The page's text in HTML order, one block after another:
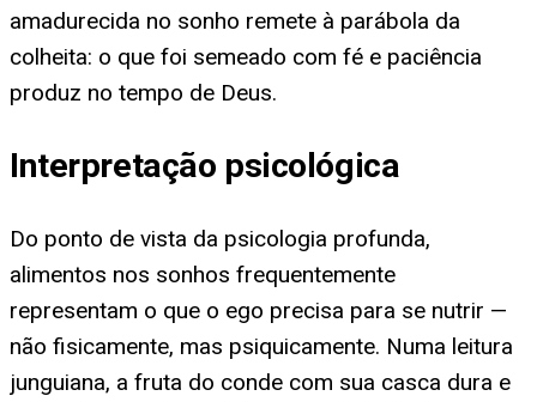
amadurecida no sonho remete à parábola da
colheita: o que foi semeado com fé e paciência
produz no tempo de Deus.
Interpretação psicológica
Do ponto de vista da psicologia profunda,
alimentos nos sonhos frequentemente
representam o que o ego precisa para se nutrir —
não fisicamente, mas psiquicamente. Numa leitura
junguiana, a fruta do conde com sua casca dura e